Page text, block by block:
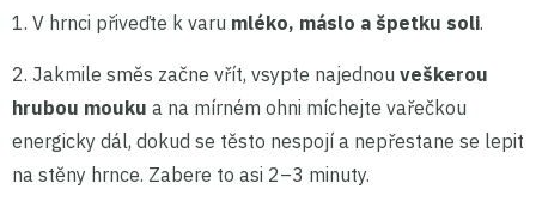
1. V hrnci přiveďte k varu mléko, máslo a špetku soli.
2. Jakmile směs začne vřít, vsypte najednou veškerou
hrubou mouku a na mírném ohni míchejte vařečkou
energicky dál, dokud se těsto nespojí a nepřestane se lepit
na stěny hrnce. Zabere to asi 2–3 minuty.